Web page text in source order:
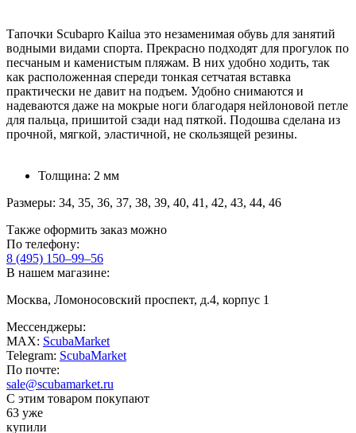
Тапочки Scubapro Kailua это незаменимая обувь для занятий
водными видами спорта. Прекрасно подходят для прогулок по
песчаным и каменистым пляжам. В них удобно ходить, так
как расположенная спереди тонкая сетчатая вставка
практически не давит на подъем. Удобно снимаются и
надеваются даже на мокрые ноги благодаря нейлоновой петле
для пальца, пришитой сзади над пяткой. Подошва сделана из
прочной, мягкой, эластичной, не скользящей резины.
Толщина: 2 мм
Размеры: 34, 35, 36, 37, 38, 39, 40, 41, 42, 43, 44, 46
Также оформить заказ можно
По телефону:
8 (495) 150–99–56
В нашем магазине:
Москва, Ломоносовский проспект, д.4, корпус 1
Мессенджеры:
MAX: ScubaMarket
Telegram: ScubaMarket
По почте:
sale@scubamarket.ru
С этим товаром покупают
63 уже
купили